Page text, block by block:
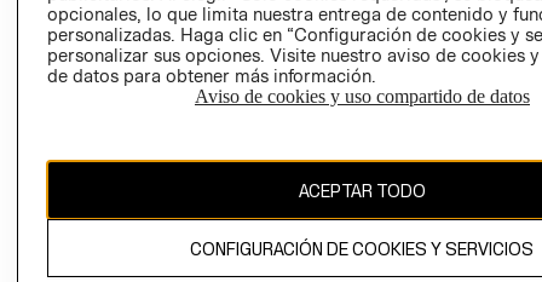
Chile ($)
El contenido de esta página web está protegido por copyright y es
propiedad de H&M Hennes & Mauritz AB.
opcionales, lo que limita nuestra entrega de contenido y
personalizadas. Haga clic en “Configuración de cookies y
personalizar sus opciones. Visite nuestro aviso de cookies
de datos para obtener más información.
Aviso de cookies y uso compartido de datos
ACEPTAR TODO
CONFIGURACIÓN DE COOKIES Y SERVICIOS